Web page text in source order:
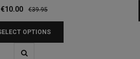
€39.95Original
price
was:
€39.95.
€10.00
Current
price
is:
€10.00.
OPTIONS